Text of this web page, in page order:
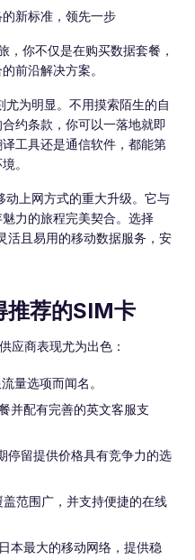
新标准，领先一步
，你不仅是在购买数据套餐，
前沿解决方案。
为明显。不用摸索陌生的自
约条款，你可以一落地就即
工具还是通信软件，都能第
。
动上网方式的重大升级。它与
力的旅程完美契合。选择
活且易用的移动数据服务，安
推荐的SIM卡
应商表现尤为出色：
量选项而闻名。
并配有完善的英文客服支
留提供价格具有竞争力的选
范围广，并支持便捷的在线
本最大的移动网络，提供稳